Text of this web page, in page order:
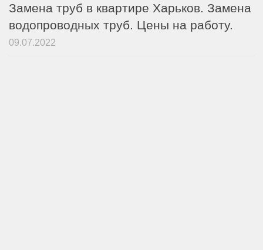
Замена труб в квартире Харьков. Замена
водопроводных труб. Цены на работу.
09.07.2022